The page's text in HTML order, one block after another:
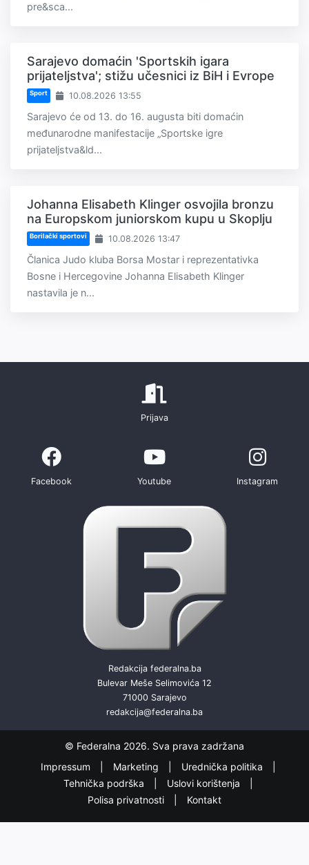
pre&sca...
Sarajevo domaćin 'Sportskih igara
prijateljstva'; stižu učesnici iz BiH i Evrope
Sport 10.08.2026 13:55
Sarajevo će od 13. do 16. augusta biti domaćin
međunarodne manifestacije „Sportske igre
prijateljstva&ld...
Johanna Elisabeth Klinger osvojila bronzu
na Europskom juniorskom kupu u Skoplju
Borilački sportovi 10.08.2026 13:47
Članica Judo kluba Borsa Mostar i reprezentativka
Bosne i Hercegovine Johanna Elisabeth Klinger
nastavila je n...
Prijava
Facebook Youtube Instagram
Redakcija federalna.ba
Bulevar Meše Selimovića 12
71000 Sarajevo
redakcija@federalna.ba
© Federalna 2026. Sva prava zadržana
Impressum
Marketing
Urednička politika
Tehnička podrška
Uslovi korištenja
Polisa privatnosti
Kontakt